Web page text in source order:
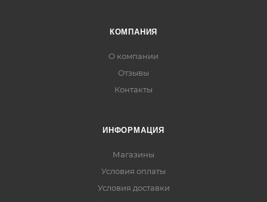
КОМПАНИЯ
О компании
Отзывы
Контакты
ИНФОРМАЦИЯ
Магазины
Условия оплаты
Условия доставки